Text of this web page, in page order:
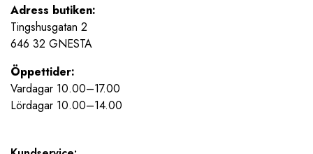
Adress butiken:
Tingshusgatan 2
646 32 GNESTA
Öppettider:
Vardagar 10.00–17.00
Lördagar 10.00–14.00